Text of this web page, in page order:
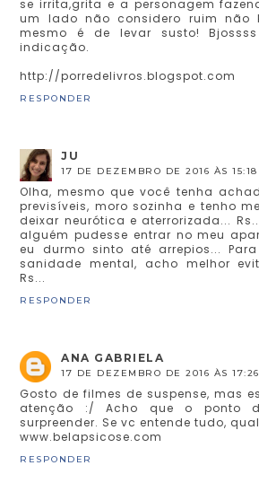
se irrita,grita e a personagem
um lado não considero ruim não
mesmo é de levar susto!
indicação.
http://porredelivros.blogspot.com
RESPONDER
JU
17 DE DEZEMBRO DE 2016 ÀS 15:18
Olha, mesmo que você tenha
previsíveis, moro sozinha e tenho
deixar neurótica e aterrorizada...
alguém pudesse entrar no meu
eu durmo sinto até arrepios...
sanidade mental, acho melhor
Rs...
RESPONDER
ANA GABRIELA
17 DE DEZEMBRO DE 2016 ÀS 17:26
Gosto de filmes de suspense, mas
atenção :/ Acho que o ponto
surpreender. Se vc entende tudo,
www.belapsicose.com
RESPONDER